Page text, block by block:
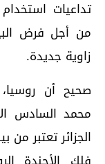
تداعيات
من أجل فرض
زاوية جديدة.
صحيح أن روسيا،
محمد السادس
الجزائر تعتبر من